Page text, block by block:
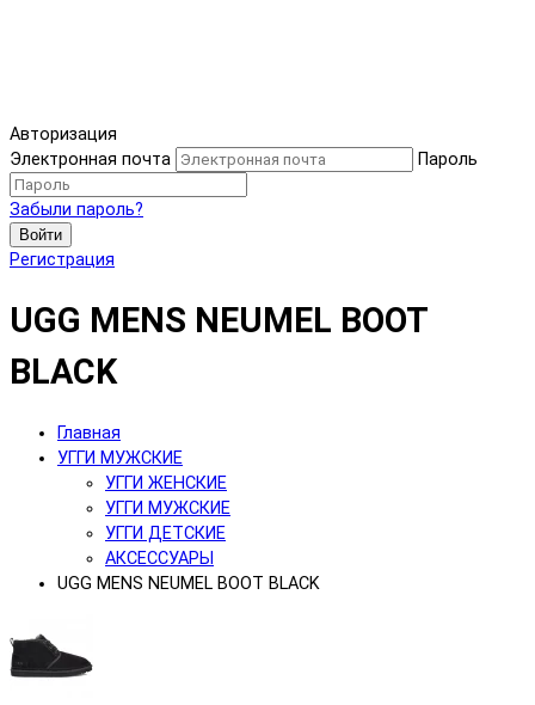
Авторизация
Электронная почта
Пароль
Забыли пароль?
Войти
Регистрация
UGG MENS NEUMEL BOOT
BLACK
Главная
УГГИ МУЖСКИЕ
УГГИ ЖЕНСКИЕ
УГГИ МУЖСКИЕ
УГГИ ДЕТСКИЕ
АКСЕССУАРЫ
UGG MENS NEUMEL BOOT BLACK